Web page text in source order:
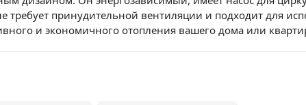
требует принудительной вентиляции и подходит для
и экономичного отопления вашего дома или